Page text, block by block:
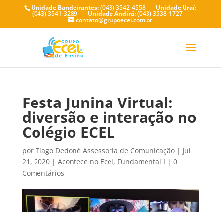
Unidade Bandeirantes:(043) 3542-4558 Unidade Uraí:
(043) 3541-3289 Unidade Andirá:(043) 3538-1727
contato@grupoecel.com.br
Festa Junina Virtual:
diversão e interação no
Colégio ECEL
por Tiago Dedoné Assessoria de Comunicação| jul
21, 2020| Acontece no Ecel, Fundamental I | 0
Comentários